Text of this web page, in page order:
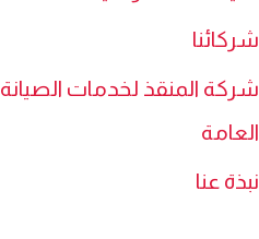
شركائنا
شركة المنقذ لخدمات الصيانة
العامة
نبذة عنا